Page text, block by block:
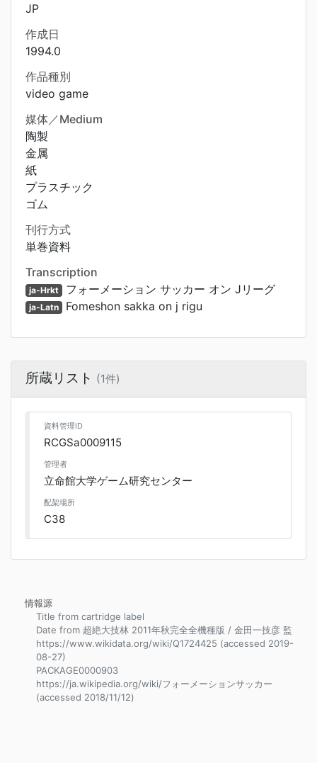
JP
作成日
1994.0
作品種別
video game
媒体／Medium
陶製
金属
紙
プラスチック
ゴム
刊行方式
単巻資料
Transcription
ja-Hrkt フォーメーション サッカー オン Jリーグ
ja-Latn Fomeshon sakka on j rigu
所蔵リスト (1件)
資料管理ID
RCGSa0009115
管理者
立命館大学ゲーム研究センター
配架場所
C38
情報源
Title from cartridge label
Date from 超絶大技林 2011年秋完全全機種版 / 金田一技彦 監
https://www.wikidata.org/wiki/Q1724425 (accessed 2019-
08-27)
PACKAGE0000903
https://ja.wikipedia.org/wiki/フォーメーションサッカー
(accessed 2018/11/12)